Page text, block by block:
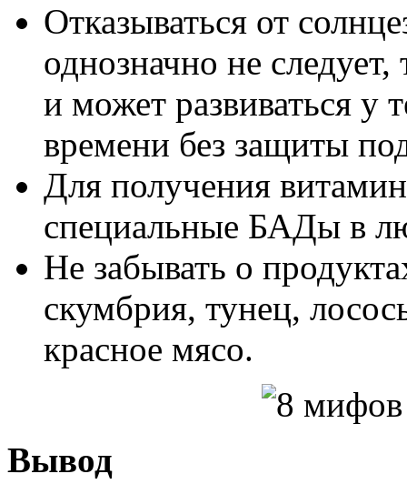
Отказываться от
однозначно не
и может развиваться у
времени без защиты
Для получения
специальные БАДы в
Не забывать о
скумбрия, тунец,
красное мясо.
Вывод